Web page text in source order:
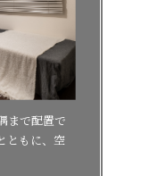
まで配置で
ともに、空